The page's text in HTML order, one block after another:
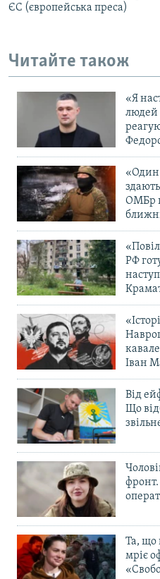
ЄС (європейська преса)
Читайте також
«Я
людей
«Один
ОМБр
РФ
Іван
Від
Що
Та, що
мріє